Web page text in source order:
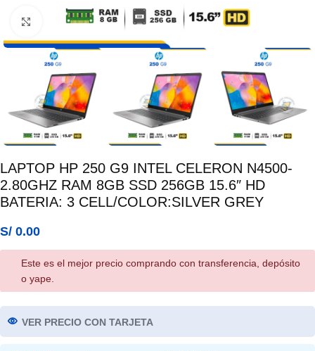
Click para ampliar
LAPTOP HP 250 G9 INTEL CELERON N4500-
2.80GHZ RAM 8GB SSD 256GB 15.6″ HD
BATERIA: 3 CELL/COLOR:SILVER GREY
S/ 0.00
Este es el mejor precio comprando con transferencia, depósito
o yape.
VER PRECIO CON TARJETA